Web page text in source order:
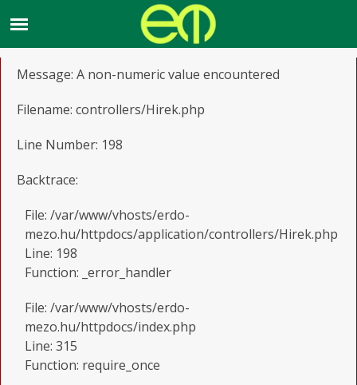
A PHP Error was encountered
Message: A non-numeric value encountered
Filename: controllers/Hirek.php
Line Number: 198
Backtrace:
File: /var/www/vhosts/erdo-
mezo.hu/httpdocs/application/controllers/Hirek.php
Line: 198
Function: _error_handler
File: /var/www/vhosts/erdo-
mezo.hu/httpdocs/index.php
Line: 315
Function: require_once